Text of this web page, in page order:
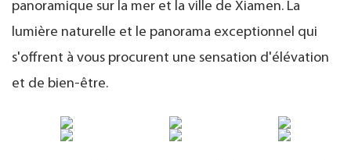
panoramique sur la mer et la ville de Xiamen. La
lumière naturelle et le panorama exceptionnel qui
s'offrent à vous procurent une sensation d'élévation
et de bien-être.